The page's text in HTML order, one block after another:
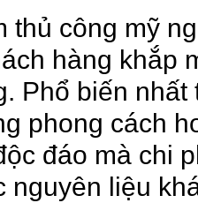
thủ công mỹ
hàng khắp
Phổ biến
phong cách
đáo mà chi
nguyên liệu